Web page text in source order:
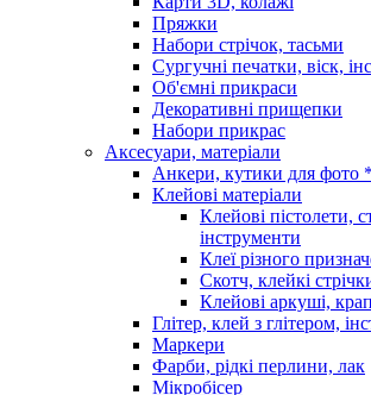
Пряжки
Набори стрічок, тасьми
Сургучні печатки, віск,
Об'ємні прикраси
Декоративні прищепки
Набори прикрас
Аксесуари, матеріали
Анкери, кутики для фото *
Клейові матеріали
Клейові пістолети,
інструменти
Клеї різного
Скотч, клейкі
Клейові аркуші,
Глітер, клей з глітером,
Маркери
Фарби, рідкі перлини, лак
Мікробісер